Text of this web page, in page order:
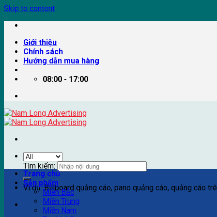
Skip to content
Giới thiệu
Chính sách
Hướng dẫn mua hàng
08:00 - 17:00
Tìm kiếm:
Ví dụ: Billboard quảng cáo, pano quảng cáo, quảng cáo
Trang chủ
Sản phẩm
Miền Bắc
Miền Trung
Miền Nam